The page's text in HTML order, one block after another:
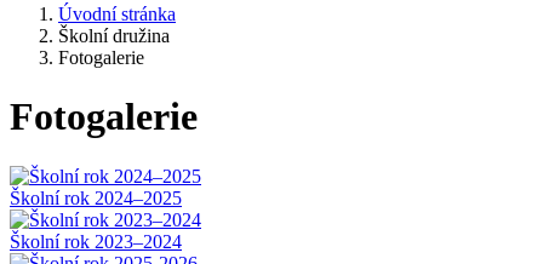
Úvodní stránka
Školní družina
Fotogalerie
Fotogalerie
Školní rok 2024–2025
Školní rok 2023–2024